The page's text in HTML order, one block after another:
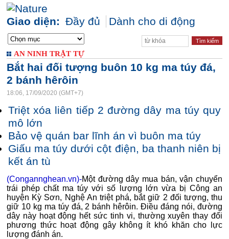
Giao diện: Đầy đủ Dành cho di động
AN NINH TRẬT TỰ
Bắt hai đối tượng buôn 10 kg ma túy đá,
2 bánh hêrôin
18:06, 17/09/2020 (GMT+7)
Triệt xóa liên tiếp 2 đường dây ma túy quy
mô lớn
Bảo vệ quán bar lĩnh án vì buôn ma túy
Giấu ma túy dưới cột điện, ba thanh niên bị
kết án tù
(Congannghean.vn)-Một đường dây mua bán, vận chuyển
trái phép chất ma túy với số lượng lớn vừa bị Công an
huyện Kỳ Sơn, Nghệ An triệt phá, bắt giữ 2 đối tượng, thu
giữ 10 kg ma túy đá, 2 bánh hêrôin. Điều đáng nói, đường
dây này hoạt động hết sức tinh vi, thường xuyên thay đổi
phương thức hoạt động gây không ít khó khăn cho lực
lượng đánh án.